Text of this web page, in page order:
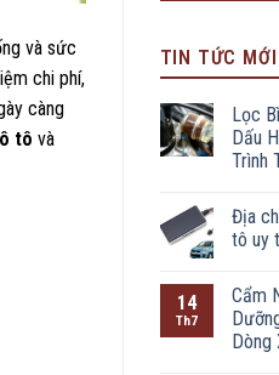
và sức
chi phí,
càng
ô tô và
TIN TỨC MỚI
Lọc
Dấu
Trình
Địa
tô uy
14
Th7
Cẩm
Dòng